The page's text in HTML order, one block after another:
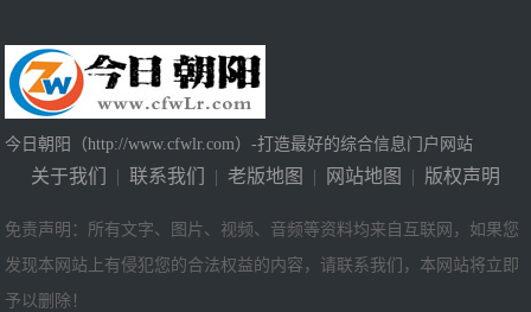
今日朝阳（http://www.cfwlr.com）-打造最好的综合信息门户网站
关于我们 | 联系我们 | 老版地图 | 网站地图 | 版权声明
免责声明：所有文字、图片、视频、音频等资料均来自互联网，如果您
发现本网站上有侵犯您的合法权益的内容，请联系我们，本网站将立即
予以删除！